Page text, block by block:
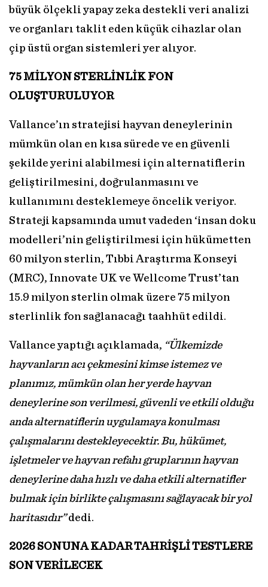
büyük ölçekli yapay zeka destekli veri analizi
ve organları taklit eden küçük cihazlar olan
çip üstü organ sistemleri yer alıyor.
75 MİLYON STERLİNLİK FON
OLUŞTURULUYOR
Vallance’ın stratejisi hayvan deneylerinin
mümkün olan en kısa sürede ve en güvenli
şekilde yerini alabilmesi için alternatiflerin
geliştirilmesini, doğrulanmasını ve
kullanımını desteklemeye öncelik veriyor.
Strateji kapsamında umut vadeden ‘insan doku
modelleri’nin geliştirilmesi için hükümetten
60 milyon sterlin, Tıbbi Araştırma Konseyi
(MRC), Innovate UK ve Wellcome Trust’tan
15.9 milyon sterlin olmak üzere 75 milyon
sterlinlik fon sağlanacağı taahhüt edildi.
Vallance yaptığı açıklamada, “Ülkemizde
hayvanların acı çekmesini kimse istemez ve
planımız, mümkün olan her yerde hayvan
deneylerine son verilmesi, güvenli ve etkili olduğu
anda alternatiflerin uygulamaya konulması
çalışmalarını destekleyecektir. Bu, hükümet,
işletmeler ve hayvan refahı gruplarının hayvan
deneylerine daha hızlı ve daha etkili alternatifler
bulmak için birlikte çalışmasını sağlayacak bir yol
haritasıdır”dedi.
2026 SONUNA KADAR TAHRİŞLİTESTLERE
SON VERİLECEK